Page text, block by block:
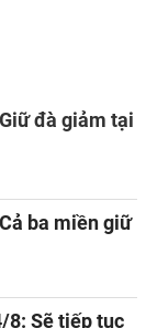
đà giảm tại
ba miền giữ
8: Sẽ tiếp tục